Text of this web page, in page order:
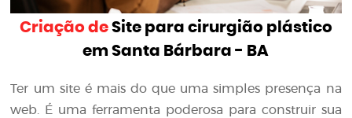
Criação deSite para cirurgião plástico
em Santa Bárbara - BA
Ter um site é mais do que uma simples presença na
web. É uma ferramenta poderosa para construir sua